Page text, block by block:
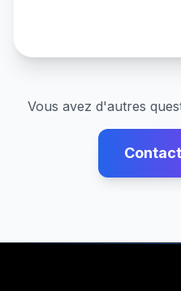
Vous avez d'autres